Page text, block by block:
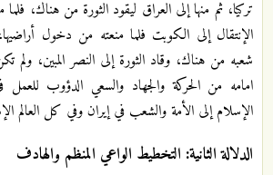
تركيا، ثم منها إلى العراق ليقود الثورة من هناك، فلما
الإنتقال إلى الكوبت فلما منعته من دخول
شعبه من هناك، وقاد الثورة إلى النصر المبين، ولم
امامه من الحركة والجهاد والسعي الدؤوب
الإسلام إلى الأمة والشعب في إيران وفي كل العالم
الدلالة الثانية: التخطيط الواعي المنظم والهادف